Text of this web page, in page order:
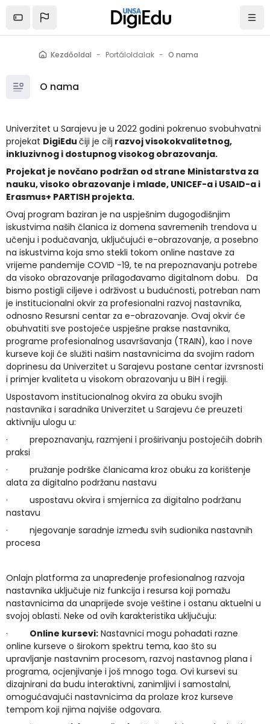
Kezdőoldal Portáloldalak O nama
O nama
Univerzitet u Sarajevu je u 2022 godini pokrenuo svobuhvatni
projekat DigiEdu čiji je cilj razvoj visokokvalitetnog,
inkluzivnog i dostupnog visokog obrazovanja.
Projekat je novčano podržan od strane Ministarstva za
nauku, visoko obrazovanje i mlade, UNICEF-a i USAID-a i
Erasmus+ PARTISH projekta.
Ovaj program baziran je na uspješnim dugogodišnjim
iskustvima naših članica iz domena savremenih trendova u
učenju i podučavanja, uključujući e-obrazovanje, a posebno
na iskustvima koja smo stekli tokom online nastave za
vrijeme pandemije COVID -19, te na prepoznavanju potrebe
da visoko obrazovanje prilagođavamo digitalnom dobu. Da
bismo postigli ciljeve i održivost u budućnosti, potreban nam
je institucionalni okvir za profesionalni razvoj nastavnika,
odnosno Resursni centar za e-obrazovanje. Ovaj okvir će
obuhvatiti sve postojeće uspješne prakse nastavnika,
programe profesionalnog usavršavanja (TRAIN), kao i nove
kurseve koji će služiti našim nastavnicima da svojim radom
doprinesu da Univerzitet u Sarajevu postane centar izvrsnosti
i primjer kvaliteta u visokom obrazovanju u BiH i regiji.
Uspostavom institucionalnog okvira za obuku svojih
nastavnika i saradnika Univerzitet u Sarajevu će preuzeti
aktivniju ulogu u:
· prepoznavanju, razmjeni i proširivanju postojećih dobrih
praksi
· pružanje podrške članicama kroz obuku za korištenje
alata za digitalno podržanu nastavu
· uspostavu okvira i smjernica za digitalno podržanu
nastavu
· njegovanje saradnje između svih sudionika nastavnih
procesa
Onlajn platforma za unapređenje profesionalnog razvoja
nastavnika uključuje niz funkcija i resursa koji pomažu
nastavnicima da unaprijede svoje veštine i ostanu aktuelni u
svojoj oblasti. Neke od ovih karakteristika uključuju:
· Online kursevi: Nastavnici mogu pohađati razne
online kurseve o širokom spektru tema, kao što su
upravljanje nastavnim procesom, razvoj nastavnog plana i
programa, ocjenjivanje i još mnogo toga. Ovi kursevi su
dizajnirani da budu interaktivni, zanimljivi i samostalni,
omogućavajući nastavnicima da prolaze kroz kurseve
tempom koji njima najviše odgovara.